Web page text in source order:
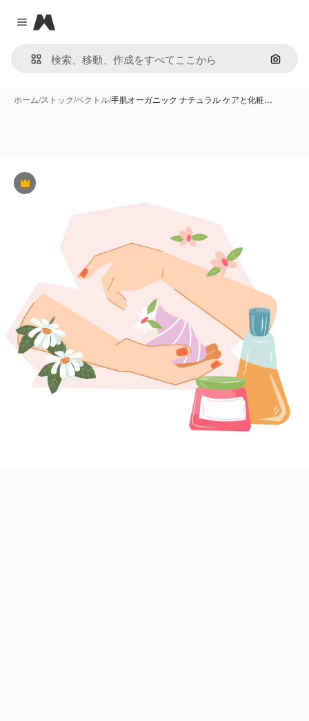
Close menu
Magnific
画像で
ホーム/ストック/ベクトル/手肌オーガニック ナチュラル ケアと化粧…
Premium